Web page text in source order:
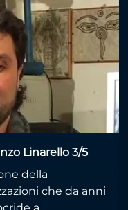
Linarello 3/5
della
che da anni